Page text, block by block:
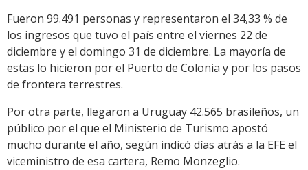
Fueron 99.491 personas y representaron el 34,33 % de
los ingresos que tuvo el país entre el viernes 22 de
diciembre y el domingo 31 de diciembre. La mayoría de
estas lo hicieron por el Puerto de Colonia y por los pasos
de frontera terrestres.
Por otra parte, llegaron a Uruguay 42.565 brasileños, un
público por el que el Ministerio de Turismo apostó
mucho durante el año, según indicó días atrás a la EFE el
viceministro de esa cartera, Remo Monzeglio.